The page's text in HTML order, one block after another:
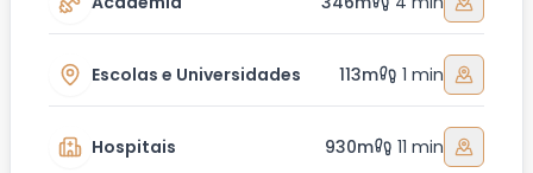
Escolas e Universidades 113m 1 min
Hospitais 930m 11 min